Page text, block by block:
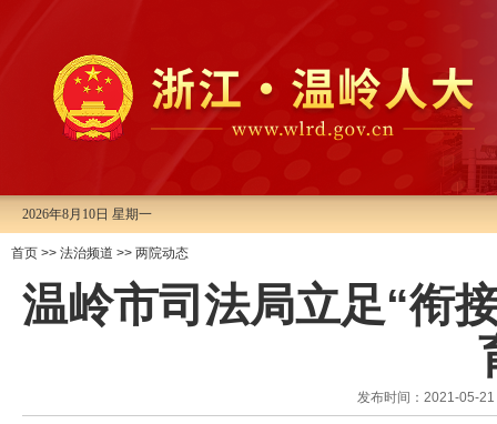
2026年8月10日 星期一
首页 >> 法治频道 >> 两院动态
温岭市司法局立足“衔
发布时间：2021-05-